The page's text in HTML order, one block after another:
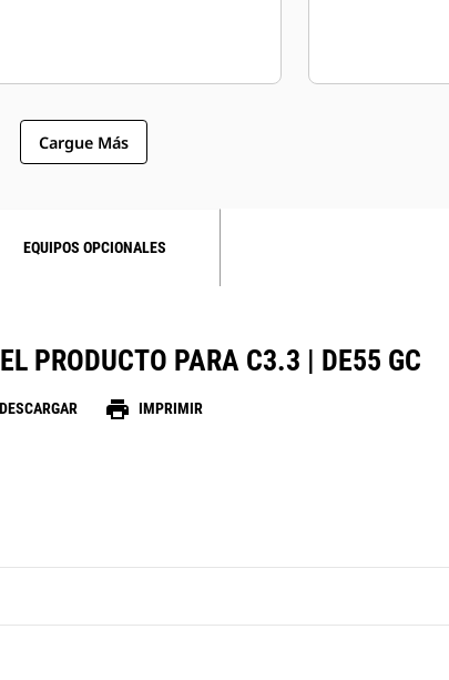
Cargue Más
EQUIPOS OPCIONALES
PRODUCTO PARA C3.3 | DE55 GC
DESCARGAR print IMPRIMIR